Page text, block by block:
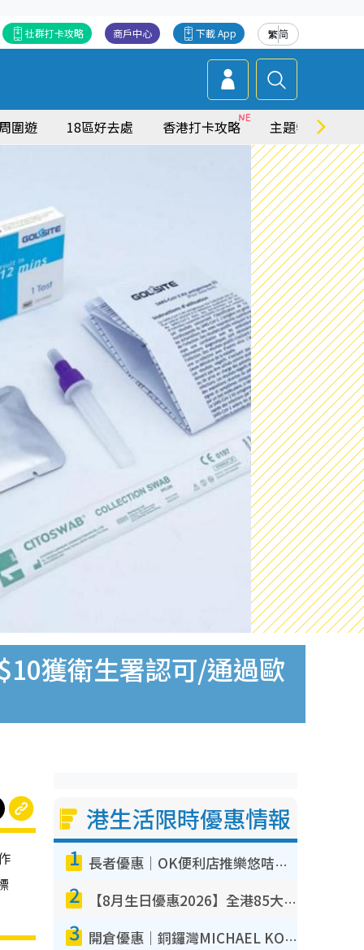
繁简
下載 App
商戶中心
社群打卡攻略
圍遊 18區好去處 香港打卡攻略 主題特集
獲衛生署認可/通過歐
港生活限時優惠情報
1 長者優惠｜OK便利店推樂悠咭優惠！買麵包/牛奶/保健品拍卡即減
2 【8月生日優惠2026】全港85大食買玩著數攻略 自助餐/火鍋放題同行免費＋誠品/DONKI送現金券
3 開倉優惠｜銅鑼灣MICHAEL KORS開倉低至17折！直擊$500起買手袋/銀包/鞋款 必買經典Jet Set系列